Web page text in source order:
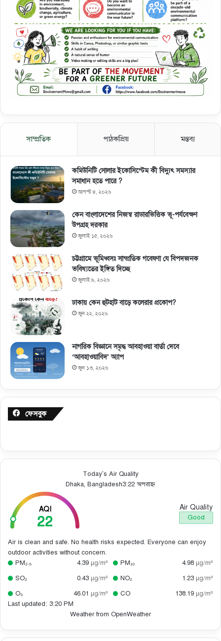
সাম্প্রতিক পাঠকপ্রিয় মন্তব্য
কমিউনিটি সোলার ইকোসিস্টেম কী বিদ্যুৎ সমস্যার
সমাধান হতে পারে ?
আগস্ট ৪, ২০২৬
কেন বাংলাদেশের নিজস্ব রাডারভিত্তিক ভূ-পর্যবেক্ষণ
উপগ্রহ দরকার
জুলাই ১৫, ২০২৬
চট্টগ্রামে ভূমিধ্বসঃ সাম্প্রতিক গবেষণা যে বিপদজনক
ভবিষ্যতের ইঙ্গিত দিচ্ছে
জুলাই ৯, ২০২৬
ঢাকায় কেন হুটহাট বাড়ে কলেরার প্রকোপ?
জুন ২২, ২০২৬
নাগরিক বিজ্ঞানে সমৃদ্ধ আবহাওয়া বার্তা দেবে
‘আবহাওয়াবিদ’ অ্যাপ
জুন ১৩, ২০২৬
ফেসবুক
Today’s Air Quality
Dhaka, Bangladesh3:22 অপরাহ্ন
AQI
22
Air Quality
Good
Air is clean and safe. No health risks expected. Everyone can enjoy
outdoor activities without concern.
PM₂.₅
4.39 µg/m³ PM₁₀ 4.98 µg/m³
SO₂
0.43 µg/m³ NO₂ 1.23 µg/m³
O₃
46.01 µg/m³ CO 138.19 µg/m³
Last updated: 3:20 PM
Weather from OpenWeather